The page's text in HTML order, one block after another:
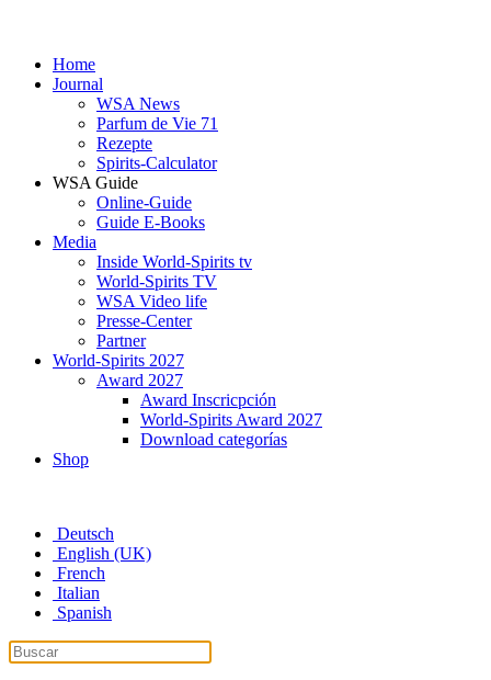
Home
Journal
WSA News
Parfum de Vie 71
Rezepte
Spirits-Calculator
WSA Guide
Online-Guide
Guide E-Books
Media
Inside World-Spirits tv
World-Spirits TV
WSA Video life
Presse-Center
Partner
World-Spirits 2027
Award 2027
Award Inscricpción
World-Spirits Award 2027
Download categorías
Shop
Deutsch
English (UK)
French
Italian
Spanish